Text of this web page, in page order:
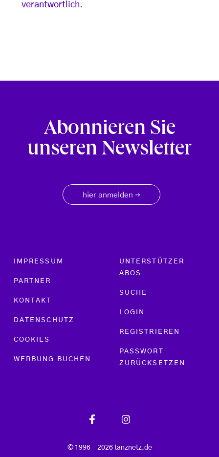
verantwortlich.
Abonnieren Sie
unseren Newsletter
hier anmelden →
Footer menu
IMPRESSUM
PARTNER
KONTAKT
DATENSCHUTZ
COOKIES
WERBUNG BUCHEN
UNTERSTÜTZER
ABOS
SUCHE
LOGIN
REGISTRIEREN
PASSWORT
ZURÜCKSETZEN
© 1996 - 2026 tanznetz.de